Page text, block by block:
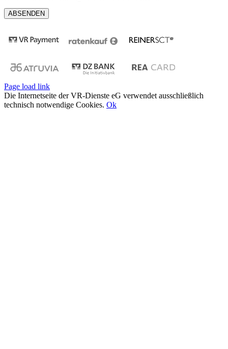
Page load link
Die Internetseite der VR-Dienste eG verwendet ausschließlich
technisch notwendige Cookies. Ok